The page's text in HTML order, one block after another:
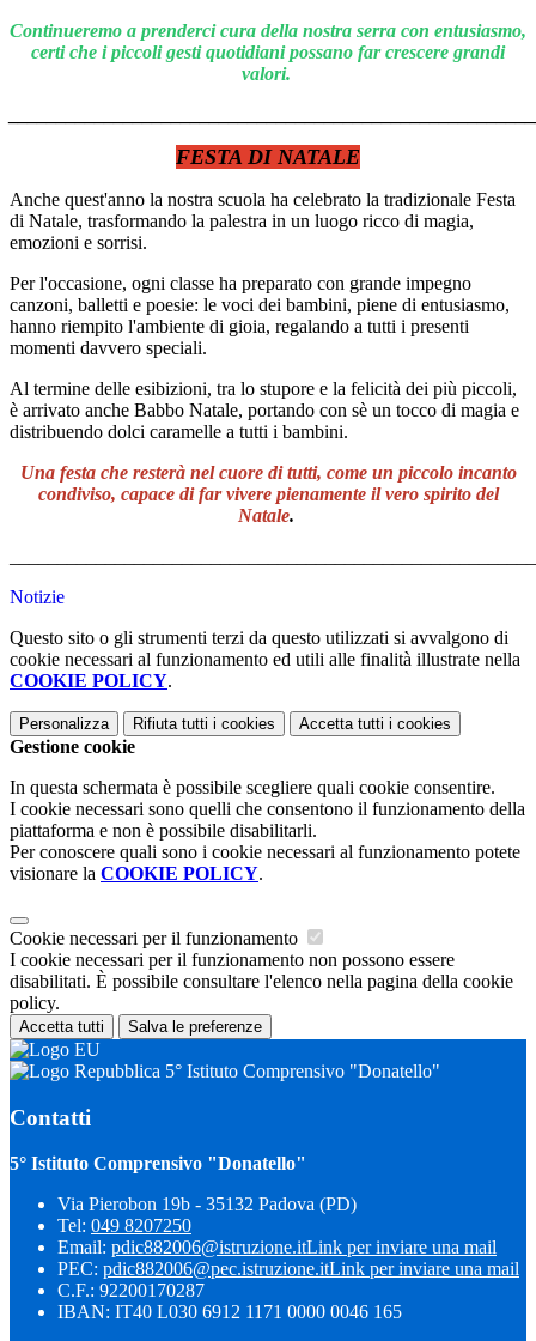
Continueremo a prenderci cura della nostra serra con entusiasmo,
certi che i piccoli gesti quotidiani possano far crescere grandi
valori.
FESTA DI NATALE
Anche quest'anno la nostra scuola ha celebrato la tradizionale Festa
di Natale, trasformando la palestra in un luogo ricco di magia,
emozioni e sorrisi.
Per l'occasione, ogni classe ha preparato con grande impegno
canzoni, balletti e poesie: le voci dei bambini, piene di entusiasmo,
hanno riempito l'ambiente di gioia, regalando a tutti i presenti
momenti davvero speciali.
Al termine delle esibizioni, tra lo stupore e la felicità dei più piccoli,
è arrivato anche Babbo Natale, portando con sè un tocco di magia e
distribuendo dolci caramelle a tutti i bambini.
Una festa che resterà nel cuore di tutti, come un piccolo incanto
condiviso, capace di far vivere pienamente il vero spirito del
Natale.
Notizie
Questo sito o gli strumenti terzi da questo utilizzati si avvalgono di
cookie necessari al funzionamento ed utili alle finalità illustrate nella
COOKIE POLICY.
Personalizza Rifiuta tutti i cookies Accetta tutti i cookies
Gestione cookie
In questa schermata è possibile scegliere quali cookie consentire.
I cookie necessari sono quelli che consentono il funzionamento della
piattaforma e non è possibile disabilitarli.
Per conoscere quali sono i cookie necessari al funzionamento potete
visionare la COOKIE POLICY.
Cookie necessari per il funzionamento
I cookie necessari per il funzionamento non possono essere
disabilitati. È possibile consultare l'elenco nella pagina della cookie
policy.
Accetta tutti Salva le preferenze
5° Istituto Comprensivo "Donatello"
Contatti
5° Istituto Comprensivo "Donatello"
Via Pierobon 19b - 35132 Padova (PD)
Tel: 049 8207250
Email: pdic882006@istruzione.itLink per inviare una mail
PEC: pdic882006@pec.istruzione.itLink per inviare una mail
C.F.: 92200170287
IBAN: IT40 L030 6912 1171 0000 0046 165